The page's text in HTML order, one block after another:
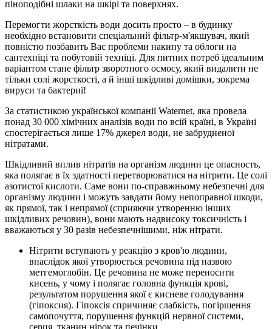
піноподібні шлаки на шкірі та поверхнях.
Перемогти жорсткість води досить просто – в будинку
необхідно встановити спеціальний фільтр-м'якшувач, який
повністю позбавить Вас проблеми накипу та облоги на
сантехніці та побутовій техніці. Для питних потреб ідеальним
варіантом стане фільтр зворотного осмосу, який видалити не
тільки солі жорсткості, а й інші шкідливі домішки, зокрема
вируси та бактериї!
За статистикою української компанії Waternet, яка провела
понад 30 000 хімічних аналізів води по всій країні, в Україні
спостерігається лише 17% джерел води, не забрудненої
нітратами.
Шкідливий вплив нітратів на організм людини це опасность,
яка полягає в їх здатності перетворюватися на нітрити. Це солі
азотистої кислоти. Саме вони по-справжньому небезпечні для
організму людини і можуть завдати йому непоправної шкоди,
як прямої, так і непрямої (сприяючи утворенню інших
шкідливих речовин), вони мають надвисоку токсичність і
вважаються у 30 разів небезпечнішими, ніж нітрати.
Нітрити вступають у реакцію з кров'ю людини,
внаслідок якої утворюється речовина під назвою
метгемоглобін. Це речовина не може переносити
кисень, у чому і полягає головна функція крові,
результатом порушення якої є кисневе голодування
(гіпоксия). Гіпоксія спричиняє слабкість, погіршення
самопочуття, порушення функцій нервної системи,
серця, тканин нірок та печінки.